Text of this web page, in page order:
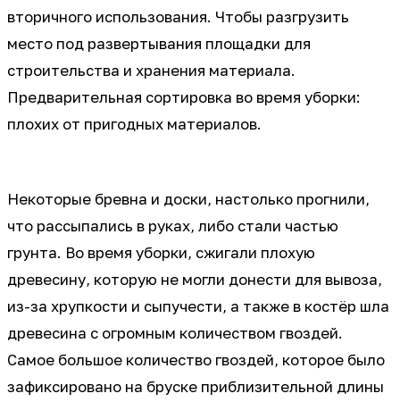
вторичного использования. Чтобы разгрузить
место под развертывания площадки для
строительства и хранения материала.
Предварительная сортировка во время уборки:
плохих от пригодных материалов.
Некоторые бревна и доски, настолько прогнили,
что рассыпались в руках, либо стали частью
грунта. Во время уборки, сжигали плохую
древесину, которую не могли донести для вывоза,
из-за хрупкости и сыпучести, а также в костёр шла
древесина с огромным количеством гвоздей.
Самое большое количество гвоздей, которое было
зафиксировано на бруске приблизительной длины